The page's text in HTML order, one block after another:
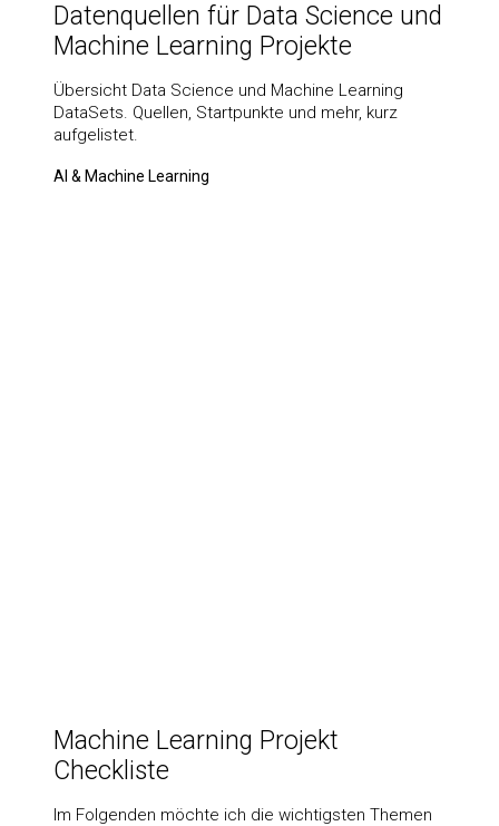
Datenquellen für Data Science und
Machine Learning Projekte
Übersicht Data Science und Machine Learning
DataSets. Quellen, Startpunkte und mehr, kurz
aufgelistet.
AI & Machine Learning
Machine Learning Projekt
Checkliste
Im Folgenden möchte ich die wichtigsten Themen